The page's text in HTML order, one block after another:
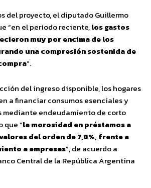
del proyecto, el diputado Guillermo
“en el período reciente,los gastos
muy por encima de los
una compresión sostenida de
”.
del ingreso disponible, los hogares
a financiar consumos esenciales y
mediante endeudamiento de corto
que “la morosidad en préstamos a
del orden de 7,8%, frente a
a empresas”, de acuerdo a
Central de la República Argentina